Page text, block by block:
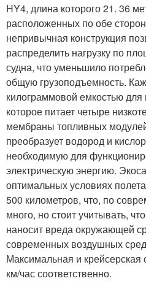
HY4, длина которого 21. 36
расположенных по обе
непривычная конструкция
распределить нагрузку по
судна, что уменьшило
общую грузоподъемность.
килограммовой емкостью для
которое питает четыре
мембраны топливных
преобразует водород и
необходимую для
электрическую энергию.
оптимальных условиях
500 километров, что, по
много, но стоит учитывать,
наносит вреда окружающей
современных воздушных
Максимальная и крейсерская
км/час соответственно.